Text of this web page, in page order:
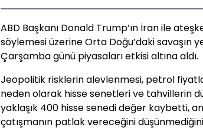
ABD Başkanı Donald Trump’ın İran ile
söylemesi üzerine Orta Doğu’daki savaşın
Çarşamba günü piyasaları etkisi altına aldı.
Jeopolitik risklerin alevlenmesi, petrol
neden olarak hisse senetleri ve tahvillerin
yaklaşık 400 hisse senedi değer kaybetti,
çatışmanın patlak vereceğini